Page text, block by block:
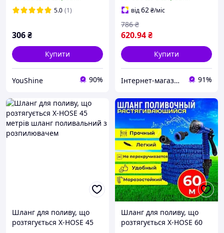
5.0 (1)
306₴
Купити
YouShine 90%
від62₴/міс
620.94₴
786 ₴
Купити
Інтернет-магазин "Техномаг" 91%
Шланг для поливу, що
розтягується X-HOSE 45
Шланг для поливу, що
розтягується X-HOSE 60